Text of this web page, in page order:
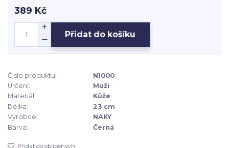
389 Kč
Přidat do košíku
Číslo produktu:
N1000
Určení:
Muži
Materiál:
Kůže
Délka:
23 cm
Výrobce:
NAKY
Barva:
Černá
Přidat do oblíbených